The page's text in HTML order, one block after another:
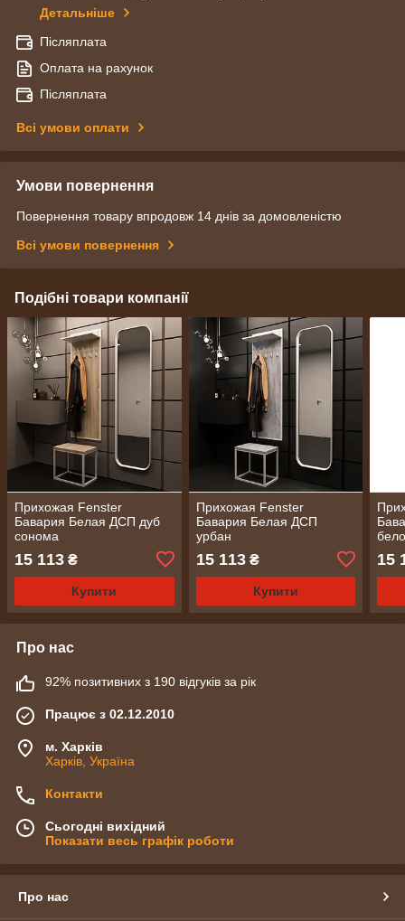
Детальніше
Післяплата
Оплата на рахунок
Післяплата
Всі умови оплати
Умови повернення
Повернення товару впродовж 14 днів за домовленістю
Всі умови повернення
Подібні товари компанії
Прихожая Fenster
Бавария Белая ДСП дуб
сонома
15 113 ₴
Купити
Прихожая Fenster
Бавария Белая ДСП
урбан
15 113₴
Купити
15
Про нас
92% позитивних з 190 відгуків за рік
Працює з 02.12.2010
м. Харків
Харків, Україна
Контакти
Сьогодні вихідний
Показати весь графік роботи
Про нас